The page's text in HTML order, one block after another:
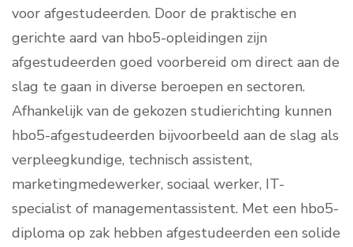
voor afgestudeerden. Door de praktische en
gerichte aard van hbo5-opleidingen zijn
afgestudeerden goed voorbereid om direct aan de
slag te gaan in diverse beroepen en sectoren.
Afhankelijk van de gekozen studierichting kunnen
hbo5-afgestudeerden bijvoorbeeld aan de slag als
verpleegkundige, technisch assistent,
marketingmedewerker, sociaal werker, IT-
specialist of managementassistent. Met een hbo5-
diploma op zak hebben afgestudeerden een solide